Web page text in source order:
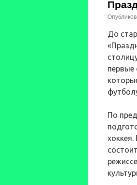
До
первые
По